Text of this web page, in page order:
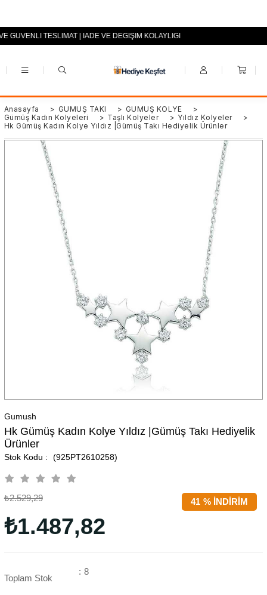
+90 (0553) 694 94 70
GÜVENLİ TESLİMAT | İADE VE DEĞİŞİM KOLAYLIĞI
Anasayfa > GÜMÜŞ TAKI > GÜMÜŞ KOLYE
>
Gümüş Kadın Kolyeleri
> Taşlı Kolyeler > Yıldız Kolyeler
>
Hk Gümüş Kadın Kolye Yıldız |Gümüş Takı Hediyelik Ürünler
Gumush
Hk Gümüş Kadın Kolye Yıldız |Gümüş Takı Hediyelik
Ürünler
(925PT2610258)
%
41 İNDIRIM
₺2.529,29
₺1.487,82
Toplam Stok
: 8